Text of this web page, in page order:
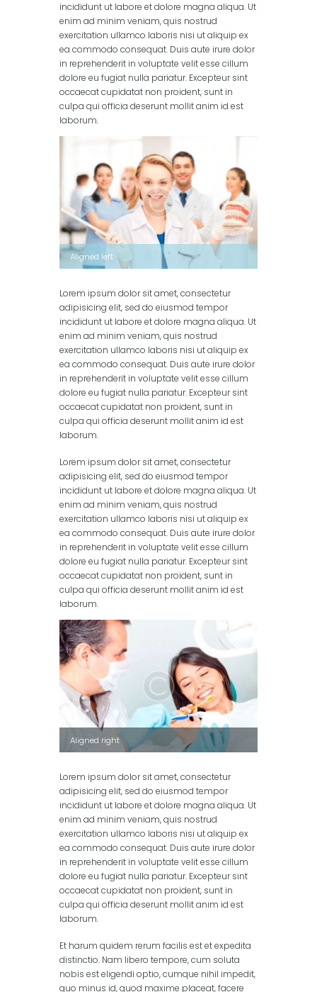
incididunt ut labore et dolore magna aliqua. Ut
enim ad minim veniam, quis nostrud
exercitation ullamco laboris nisi ut aliquip ex
ea commodo consequat. Duis aute irure dolor
in reprehenderit in voluptate velit esse cillum
dolore eu fugiat nulla pariatur. Excepteur sint
occaecat cupidatat non proident, sunt in
culpa qui officia deserunt mollit anim id est
laborum.
Aligned left
Lorem ipsum dolor sit amet, consectetur
adipisicing elit, sed do eiusmod tempor
incididunt ut labore et dolore magna aliqua. Ut
enim ad minim veniam, quis nostrud
exercitation ullamco laboris nisi ut aliquip ex
ea commodo consequat. Duis aute irure dolor
in reprehenderit in voluptate velit esse cillum
dolore eu fugiat nulla pariatur. Excepteur sint
occaecat cupidatat non proident, sunt in
culpa qui officia deserunt mollit anim id est
laborum.
Lorem ipsum dolor sit amet, consectetur
adipisicing elit, sed do eiusmod tempor
incididunt ut labore et dolore magna aliqua. Ut
enim ad minim veniam, quis nostrud
exercitation ullamco laboris nisi ut aliquip ex
ea commodo consequat. Duis aute irure dolor
in reprehenderit in voluptate velit esse cillum
dolore eu fugiat nulla pariatur. Excepteur sint
occaecat cupidatat non proident, sunt in
culpa qui officia deserunt mollit anim id est
laborum.
Aligned right
Lorem ipsum dolor sit amet, consectetur
adipisicing elit, sed do eiusmod tempor
incididunt ut labore et dolore magna aliqua. Ut
enim ad minim veniam, quis nostrud
exercitation ullamco laboris nisi ut aliquip ex
ea commodo consequat. Duis aute irure dolor
in reprehenderit in voluptate velit esse cillum
dolore eu fugiat nulla pariatur. Excepteur sint
occaecat cupidatat non proident, sunt in
culpa qui officia deserunt mollit anim id est
laborum.
Et harum quidem rerum facilis est et expedita
distinctio. Nam libero tempore, cum soluta
nobis est eligendi optio, cumque nihil impedit,
quo minus id, quod maxime placeat, facere